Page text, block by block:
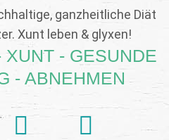
ganzheitliche Diät
Xunt leben & glyxen!
XUNT - GESUNDE
- ABNEHMEN